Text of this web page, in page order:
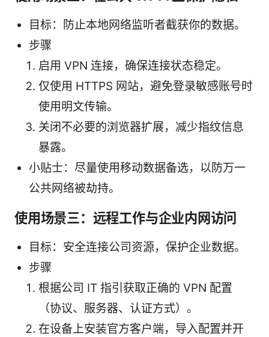
目标：防止本地网络监听者截获你的数据。
步骤
启用 VPN 连接，确保连接状态稳定。
仅使用 HTTPS 网站，避免登录敏感账号时
使用明文传输。
关闭不必要的浏览器扩展，减少指纹信息
暴露。
小贴士：尽量使用移动数据备选，以防万一
公共网络被劫持。
使用场景三：远程工作与企业内网访问
目标：安全连接公司资源，保护企业数据。
步骤
根据公司 IT 指引获取正确的 VPN 配置
（协议、服务器、认证方式）。
在设备上安装官方客户端，导入配置并开